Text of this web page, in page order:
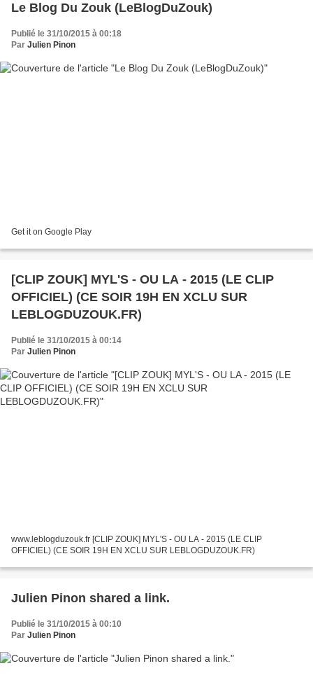
Le Blog Du Zouk (LeBlogDuZouk)
Publié le 31/10/2015 à 00:18
Par Julien Pinon
Get it on Google Play
[CLIP ZOUK] MYL'S - OU LA - 2015 (LE CLIP
OFFICIEL) (CE SOIR 19H EN XCLU SUR
LEBLOGDUZOUK.FR)
Publié le 31/10/2015 à 00:14
Par Julien Pinon
www.leblogduzouk.fr [CLIP ZOUK] MYL'S - OU LA - 2015 (LE CLIP
OFFICIEL) (CE SOIR 19H EN XCLU SUR LEBLOGDUZOUK.FR)
Julien Pinon shared a link.
Publié le 31/10/2015 à 00:10
Par Julien Pinon